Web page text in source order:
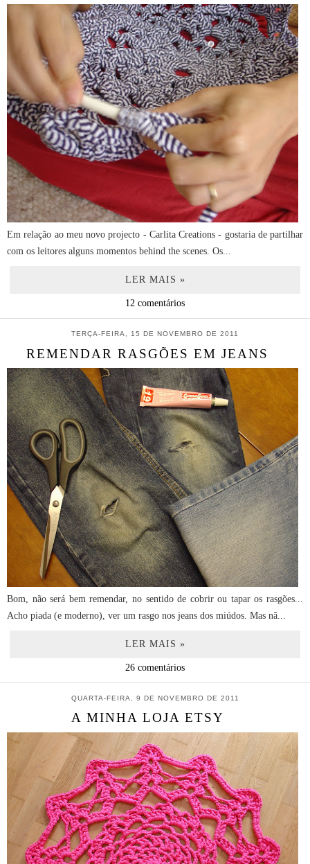
Em relação ao meu novo projecto - Carlita Creations - gostaria de partilhar
com os leitores alguns momentos behind the scenes. Os...
LER MAIS »
12 comentários
TERÇA-FEIRA, 15 DE NOVEMBRO DE 2011
REMENDAR RASGÕES EM JEANS
Bom, não será bem remendar, no sentido de cobrir ou tapar os rasgões...
Acho piada (e moderno), ver um rasgo nos jeans dos miúdos. Mas nã...
LER MAIS »
26 comentários
QUARTA-FEIRA, 9 DE NOVEMBRO DE 2011
A MINHA LOJA ETSY